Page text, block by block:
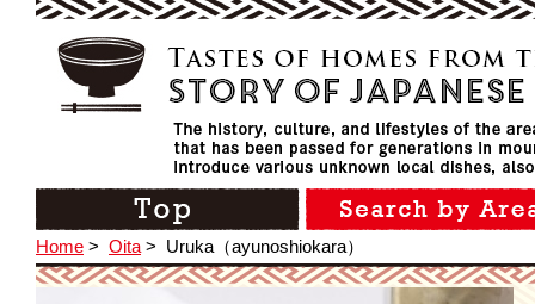
Home > Oita > Uruka（ayunoshiokara）